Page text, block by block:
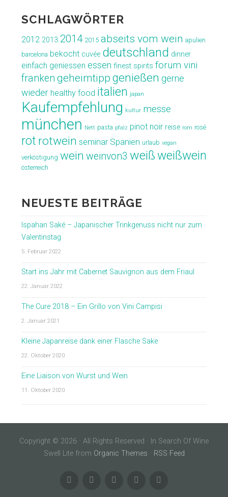
SCHLAGWÖRTER
2012 2013 2014 2015 abseits vom wein apulien
barcelona bekocht cuvée deutschland dinner
einfach geniessen essen finest spirits forum vini
franken geheimtipp genießen gerne
wieder healthy food italien japan
Kaufempfehlung kultur messe
münchen Nett pasta pfalz pinot noir reise rom rosé
rot rotwein seminar Spanien urlaub vegan
verköstigung wein weinvon3 weißweißwein
österreich
NEUESTE BEITRÄGE
Ispahan Saké – Japanischer Trinkgenuss nicht nur zum
Valentinstag
5. Februar 2022
Start ins Jahr mit Cabernet Sauvignon aus dem Friaul
22. Januar 2022
The Cure 2018 – Ein Grillo von Vini Campisi
2. Januar 2021
Kleine Japanreise dank einer Flasche Sake
22. Oktober 2020
Eine Liaison von Wurst und Wein
11. Oktober 2020
Copyright © 2026 · All Rights Reserved · In Search Of Wine
Swell Lite from Organic Themes · RSS Feed